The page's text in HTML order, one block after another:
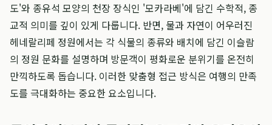
도'와 종유석 모양의 천장 장식인 '모카라베'에 담긴 수학적, 종
교적 의미를 깊이 있게 다룹니다. 반면, 물과 자연이 어우러진
헤네랄리페 정원에서는 각 식물의 종류와 배치에 담긴 이슬람
의 정원 문화를 설명하며 방문객이 평화로운 분위기를 온전히
만끽하도록 돕습니다. 이러한 맞춤형 접근 방식은 여행의 만족
도를 극대화하는 중요한 요소입니다.